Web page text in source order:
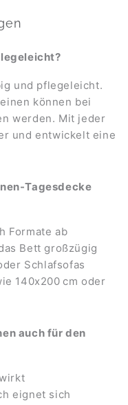
und pflegeleicht.
können bei
werden. Mit jeder
und entwickelt eine
Tagesdecke
Formate ab
Bett großzügig
Schlafsofas
140x200 cm oder
auch für den
eignet sich